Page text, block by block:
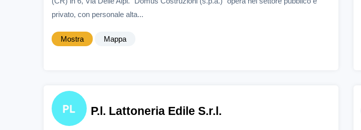
privato, con personale alta...
Mostra Mappa
P.l. Lattoneria Edile S.r.l.